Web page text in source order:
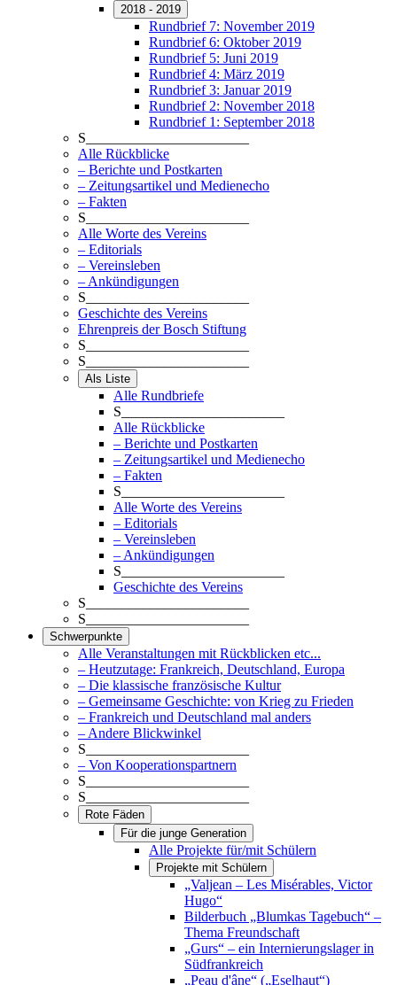
2018 - 2019
Rundbrief 7: November 2019
Rundbrief 6: Oktober 2019
Rundbrief 5: Juni 2019
Rundbrief 4: März 2019
Rundbrief 3: Januar 2019
Rundbrief 2: November 2018
Rundbrief 1: September 2018
S_______________________
Alle Rückblicke
– Berichte und Postkarten
– Zeitungsartikel und Medienecho
– Fakten
S_______________________
Alle Worte des Vereins
– Editorials
– Vereinsleben
– Ankündigungen
S_______________________
Geschichte des Vereins
Ehrenpreis der Bosch Stiftung
S_______________________
S_______________________
Als Liste
Alle Rundbriefe
S_______________________
Alle Rückblicke
– Berichte und Postkarten
– Zeitungsartikel und Medienecho
– Fakten
S_______________________
Alle Worte des Vereins
– Editorials
– Vereinsleben
– Ankündigungen
S_______________________
Geschichte des Vereins
S_______________________
S_______________________
Schwerpunkte
Alle Veranstaltungen mit Rückblicken etc...
– Heutzutage: Frankreich, Deutschland, Europa
– Die klassische französische Kultur
– Gemeinsame Geschichte: von Krieg zu Frieden
– Frankreich und Deutschland mal anders
– Andere Blickwinkel
S_______________________
– Von Kooperationspartnern
S_______________________
S_______________________
Rote Fäden
Für die junge Generation
Alle Projekte für/mit Schülern
Projekte mit Schülern
„Valjean – Les Misérables, Victor
Hugo“
Bilderbuch „Blumkas Tagebuch“ –
Thema Freundschaft
„Gurs“ – ein Internierungslager in
Südfrankreich
„Peau d'âne“ („Eselhaut“)